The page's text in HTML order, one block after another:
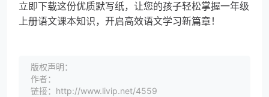
立即下载这份优质默写纸，让您的孩子轻松掌握一年级
上册语文课本知识，开启高效语文学习新篇章！
版权声明：
作者：
链接：http://www.livip.net/4559